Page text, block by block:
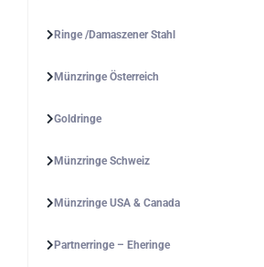
Ringe /Damaszener Stahl
Münzringe Österreich
Goldringe
Münzringe Schweiz
Münzringe USA & Canada
Partnerringe – Eheringe